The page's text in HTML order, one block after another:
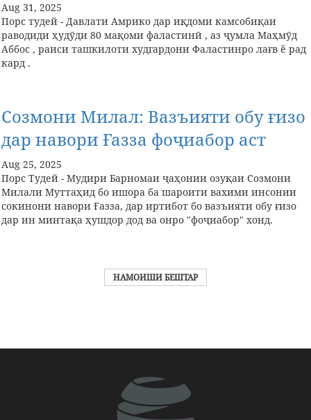
Aug 31, 2025
Порс тудей - Давлати Амрико дар иқдоми камсобиқаи
раводиди ҳудӯди 80 мақоми фаластинӣ , аз ҷумла Маҳмӯд
Аббос , раиси ташкилоти худгардони Фаластинро лағв ё рад
кард .
Созмони Милал: Вазъияти обу ғизо
дар навори Ғазза фоҷиабор аст
Aug 25, 2025
Порс Тудей - Мудири Барномаи ҷаҳонии озуқаи Созмони
Милали Муттаҳид бо ишора ба шароити вахими инсонии
сокинони навори Ғазза, дар иртибот бо вазъияти обу ғизо
дар ин минтақа ҳушдор дод ва онро "фоҷиабор" хонд.
НАМОИШИ БЕШТАР